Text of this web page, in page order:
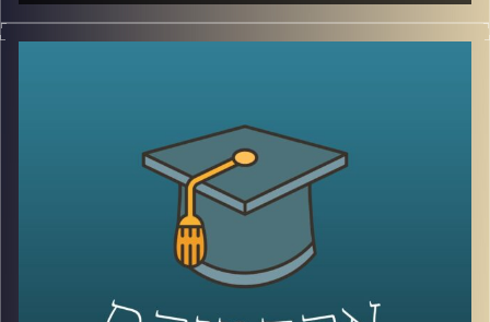
סוגיית התעסוקה של הציבור הערבי בישראל והפערים
המשמעותיים מול האוכלוסייה הכללית אשר העמיקו במהלך
בנוסף לפגיעה בצמיחה במשק ובתוצר, לשיעורי התעסוקה
והפריון הנמוכים בקרב העובדים הערבים יש השלכות על רוב
היבטי החיים בחברה הערבית
כדי לדון בסוגיות הללו הצטרפה אלינו היום ד״ר מריאן תחאוכו,
חוקרת בכירה במכון אהרן למדיניות כלכלית בבית ספר טיומקין
לכלכלה – אוניברסיטת רייכמן, ועומדת בראש המרכז לחברה